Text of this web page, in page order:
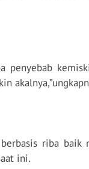
penyebab
riba baik
ini.